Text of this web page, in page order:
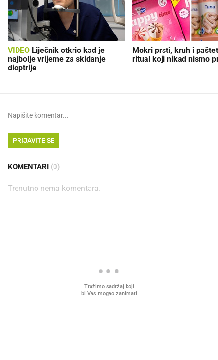
VIDEO
najbolje vrijeme za skidanje
dioptrije
Mokri prsti, kruh i
ritual koji nikad nismo
PRIJAVITE SE
KOMENTARI (0)
Trenutno nema komentara.